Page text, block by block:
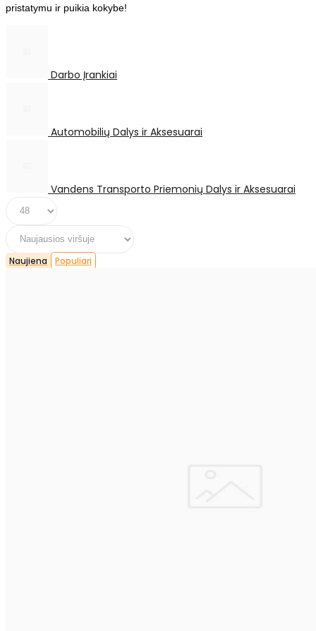
pristatymu ir puikia kokybe!
Darbo Įrankiai
Automobilių Dalys ir Aksesuarai
Vandens Transporto Priemonių Dalys ir Aksesuarai
Naujiena Populiari